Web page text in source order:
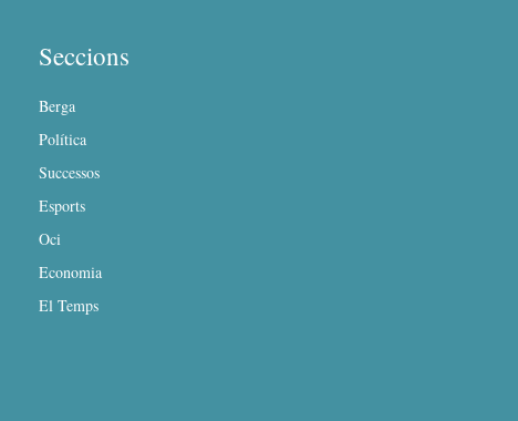
Seccions
Berga
Política
Successos
Esports
Oci
Economia
El Temps